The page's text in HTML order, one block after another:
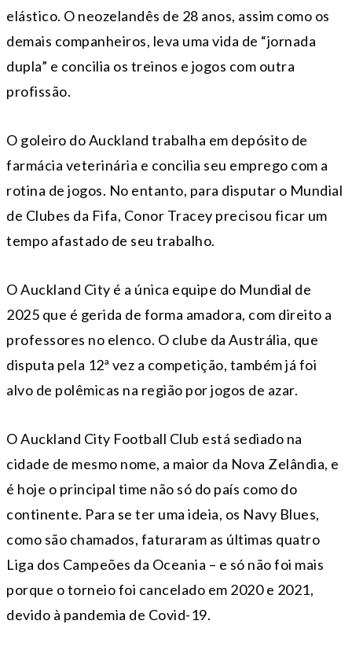
elástico. O neozelandês de 28 anos, assim como os
demais companheiros, leva uma vida de “jornada
dupla” e concilia os treinos e jogos com outra
profissão.
O goleiro do Auckland trabalha em depósito de
farmácia veterinária e concilia seu emprego com a
rotina de jogos. No entanto, para disputar o Mundial
de Clubes da Fifa, Conor Tracey precisou ficar um
tempo afastado de seu trabalho.
O Auckland City é a única equipe do Mundial de
2025 que é gerida de forma amadora, com direito a
professores no elenco. O clube da Austrália, que
disputa pela 12ª vez a competição, também já foi
alvo de polêmicas na região por jogos de azar.
O Auckland City Football Club está sediado na
cidade de mesmo nome, a maior da Nova Zelândia, e
é hoje o principal time não só do país como do
continente. Para se ter uma ideia, os Navy Blues,
como são chamados, faturaram as últimas quatro
Liga dos Campeões da Oceania – e só não foi mais
porque o torneio foi cancelado em 2020 e 2021,
devido à pandemia de Covid-19.